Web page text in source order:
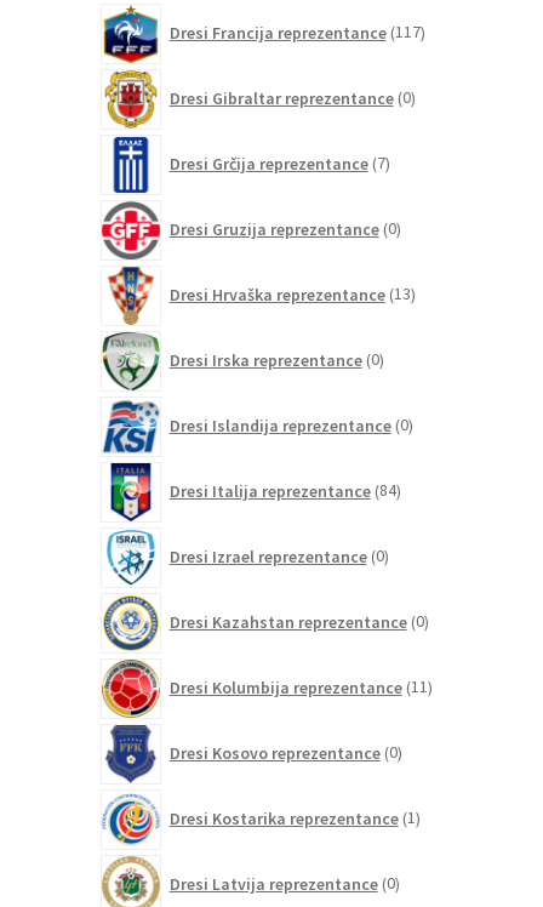
Dresi Francija reprezentance 117izdelkov
Dresi Gibraltar reprezentance 0izdelkov
Dresi Grčija reprezentance 7izdelkov
Dresi Gruzija reprezentance 0izdelkov
Dresi Hrvaška reprezentance 13izdelkov
Dresi Irska reprezentance 0izdelkov
Dresi Islandija reprezentance 0izdelkov
Dresi Italija reprezentance 84izdelkov
Dresi Izrael reprezentance 0izdelkov
Dresi Kazahstan reprezentance 0izdelkov
Dresi Kolumbija reprezentance 11izdelkov
Dresi Kosovo reprezentance 0izdelkov
Dresi Kostarika reprezentance 1izdelek
Dresi Latvija reprezentance 0izdelkov